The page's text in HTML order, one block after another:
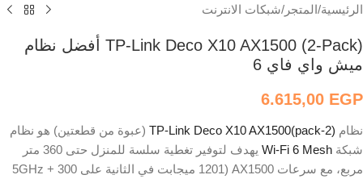
الرئيسية/المتجر /شبكات الانترنت
TP-Link Deco X10 AX1500 (2-Pack) أفضل نظام
ميش واي فاي 6
6.615,00 EGP
نظام (pack-2)TP-Link Deco X10 AX1500
(عبوة من قطعتين) هو نظام
شبكة Wi-Fi 6 Mesh
يهدف لتوفير تغطية سلسة للمنزل حتى 360 متر
مربع، مع سرعات AX1500 (1201 ميجابت في الثانية على 5GHz + 300